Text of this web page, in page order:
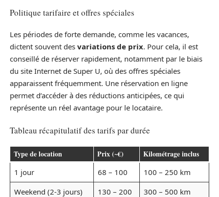
Politique tarifaire et offres spéciales
Les périodes de forte demande, comme les vacances,
dictent souvent des variations de prix. Pour cela, il est
conseillé de réserver rapidement, notamment par le biais
du site Internet de Super U, où des offres spéciales
apparaissent fréquemment. Une réservation en ligne
permet d’accéder à des réductions anticipées, ce qui
représente un réel avantage pour le locataire.
Tableau récapitulatif des tarifs par durée
Type de location Prix (~€) Kilométrage inclus
1 jour 68 – 100
100 – 250 km
Weekend (2-3 jours)
130 – 200
300 – 500 km